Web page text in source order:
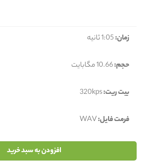
زمان:1:05 ثانیه
حجم:10.66 مگابایت
بیت ریت:320kps
فرمت فایل:WAV
افزودن به سبد خرید